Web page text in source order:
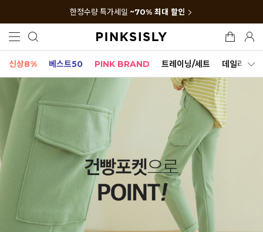
한정수량 특가세일 ~70% 최대 할인
신상8% 베스트50 PINK BRAND 트레이닝/세트 데일리세트